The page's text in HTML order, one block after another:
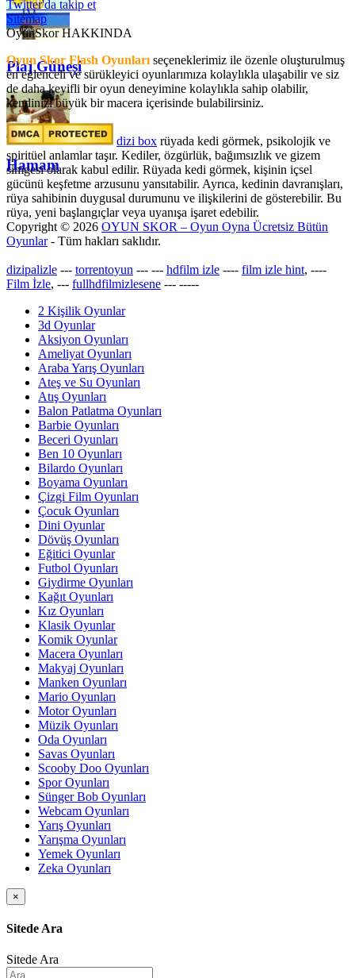
Plaj Güneşi
Hamam
Twitter'da takip et
Sitemap
OyunSkor HAKKINDA
Oyun Skor Flash Oyunları seçeneklerimiz ile özenle oluşturulmuş
en eğlenceli ve sürükleyici oyunlarımıza kolaylıkla ulaşabilir ve siz
de daha keyifli bir oyun deneyimine kolaylıkla sahip olabilir,
kendinizi büyük bir macera içerisinde bulabilirsiniz.
dizi box rüyada kedi görmek​, psikolojik ve
spiritüel anlamlar taşır. Kediler, özgürlük, bağımsızlık ve gizem
simgesi olarak kabul edilir. Rüyada kedi görmek, kişinin içsel
gücünü keşfetme arzusunu yansıtabilir. Ayrıca, kedinin davranışları,
rüya sahibinin duygusal durumunu ve ilişkilerini de gösterebilir. Bu
rüya, yeni başlangıçlar veya uyanışa işaret edebilir.
Copyright © 2026 OYUN SKOR – Oyun Oyna Ücretsiz Bütün
Oyunlar- Tüm hakları saklıdır.
dizipalizle --- torrentoyun --- --- hdfilm izle ---- film izle hint, ----
Film İzle, --- fullhdfilmizlesene --- -----
2 Kişilik Oyunlar
3d Oyunlar
Aksiyon Oyunları
Ameliyat Oyunları
Araba Yarış Oyunları
Ateş ve Su Oyunları
Atış Oyunları
Balon Patlatma Oyunları
Barbie Oyunları
Beceri Oyunları
Ben 10 Oyunları
Bilardo Oyunları
Boyama Oyunları
Çizgi Film Oyunları
Çocuk Oyunları
Dini Oyunlar
Dövüş Oyunları
Eğitici Oyunlar
Futbol Oyunları
Giydirme Oyunları
Kağıt Oyunları
Kız Oyunları
Klasik Oyunlar
Komik Oyunlar
Macera Oyunları
Makyaj Oyunları
Manken Oyunları
Mario Oyunları
Motor Oyunları
Müzik Oyunları
Oda Oyunları
Savas Oyunları
Scooby Doo Oyunları
Spor Oyunları
Sünger Bob Oyunları
Webcam Oyunları
Yarış Oyunları
Yarışma Oyunları
Yemek Oyunları
Zeka Oyunları
×
Sitede Ara
Sitede Ara